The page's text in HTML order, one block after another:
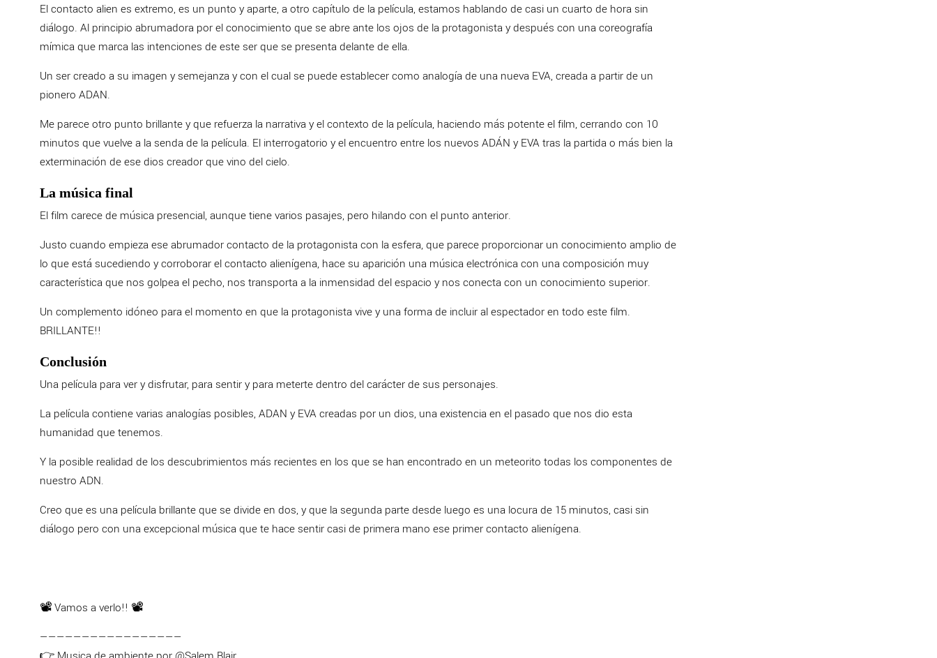
El contacto alien es extremo, es un punto y aparte, a otro capítulo de la película, estamos hablando de casi un cuarto de hora sin
diálogo. Al principio abrumadora por el conocimiento que se abre ante los ojos de la protagonista y después con una coreografía
mímica que marca las intenciones de este ser que se presenta delante de ella.
Un ser creado a su imagen y semejanza y con el cual se puede establecer como analogía de una nueva EVA, creada a partir de un
pionero ADAN.
Me parece otro punto brillante y que refuerza la narrativa y el contexto de la película, haciendo más potente el film, cerrando con 10
minutos que vuelve a la senda de la película. El interrogatorio y el encuentro entre los nuevos ADÁN y EVA tras la partida o más bien la
exterminación de ese dios creador que vino del cielo.
La música final
El film carece de música presencial, aunque tiene varios pasajes, pero hilando con el punto anterior.
Justo cuando empieza ese abrumador contacto de la protagonista con la esfera, que parece proporcionar un conocimiento amplio de
lo que está sucediendo y corroborar el contacto alienígena, hace su aparición una música electrónica con una composición muy
característica que nos golpea el pecho, nos transporta a la inmensidad del espacio y nos conecta con un conocimiento superior.
Un complemento idóneo para el momento en que la protagonista vive y una forma de incluir al espectador en todo este film.
BRILLANTE!!
Conclusión
Una película para ver y disfrutar, para sentir y para meterte dentro del carácter de sus personajes.
La película contiene varias analogías posibles, ADAN y EVA creadas por un dios, una existencia en el pasado que nos dio esta
humanidad que tenemos.
Y la posible realidad de los descubrimientos más recientes en los que se han encontrado en un meteorito todas los componentes de
nuestro ADN.
Creo que es una película brillante que se divide en dos, y que la segunda parte desde luego es una locura de 15 minutos, casi sin
diálogo pero con una excepcional música que te hace sentir casi de primera mano ese primer contacto alienígena.
📽 Vamos a verlo!! 📽
—————————————————